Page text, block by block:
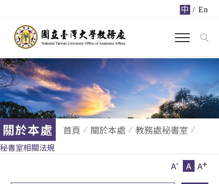
中 / En
關於本處 首頁 關於本處 教務處秘書室
秘書室相關法規
A- A A+